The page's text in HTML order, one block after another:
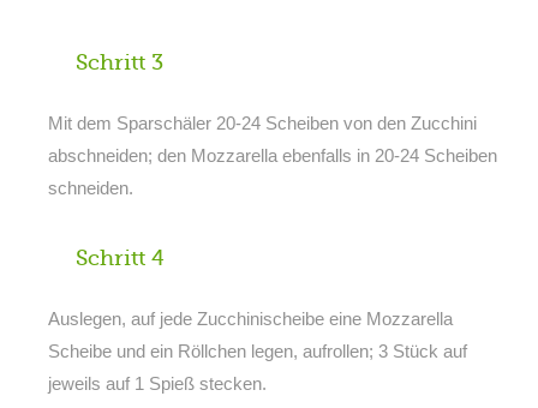
Schritt 3
Mit dem Sparschäler 20-24 Scheiben von den Zucchini
abschneiden; den Mozzarella ebenfalls in 20-24 Scheiben
schneiden.
Schritt 4
Auslegen, auf jede Zucchinischeibe eine Mozzarella
Scheibe und ein Röllchen legen, aufrollen; 3 Stück auf
jeweils auf 1 Spieß stecken.